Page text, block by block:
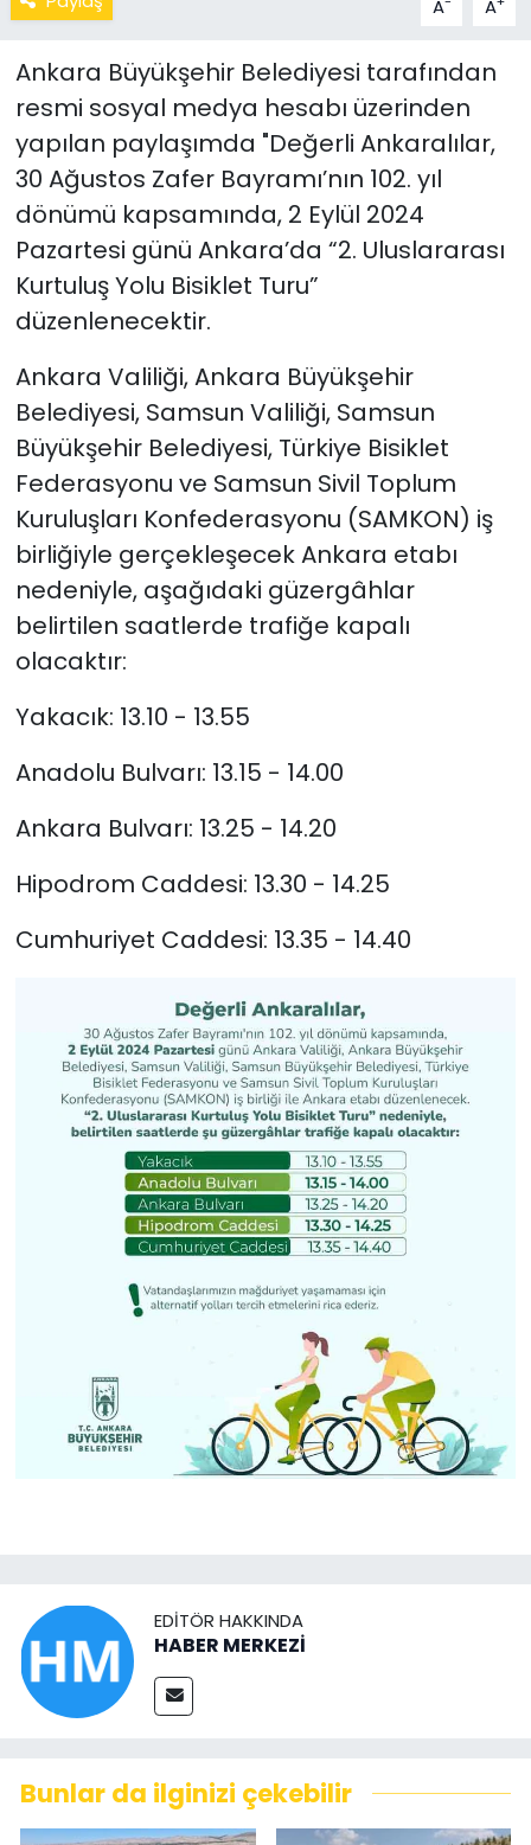
A A
Ankara Büyükşehir Belediyesi tarafından
resmi sosyal medya hesabı üzerinden
yapılan paylaşımda "Değerli Ankaralılar,
30 Ağustos Zafer Bayramı’nın 102. yıl
dönümü kapsamında, 2 Eylül 2024
Pazartesi günü Ankara’da “2. Uluslararası
Kurtuluş Yolu Bisiklet Turu”
düzenlenecektir.
Ankara Valiliği, Ankara Büyükşehir
Belediyesi, Samsun Valiliği, Samsun
Büyükşehir Belediyesi, Türkiye Bisiklet
Federasyonu ve Samsun Sivil Toplum
Kuruluşları Konfederasyonu (SAMKON) iş
birliğiyle gerçekleşecek Ankara etabı
nedeniyle, aşağıdaki güzergâhlar
belirtilen saatlerde trafiğe kapalı
olacaktır:
Yakacık: 13.10 - 13.55
Anadolu Bulvarı: 13.15 - 14.00
Ankara Bulvarı: 13.25 - 14.20
Hipodrom Caddesi: 13.30 - 14.25
Cumhuriyet Caddesi: 13.35 - 14.40
EDITÖR HAKKINDA
HABER MERKEZİ
Bunlar da ilginizi çekebilir